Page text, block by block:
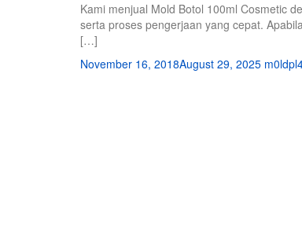
Kami menjual Mold Botol 100ml Cosmetic
serta proses pengerjaan yang cepat.
[…]
November 16, 2018August 29, 2025